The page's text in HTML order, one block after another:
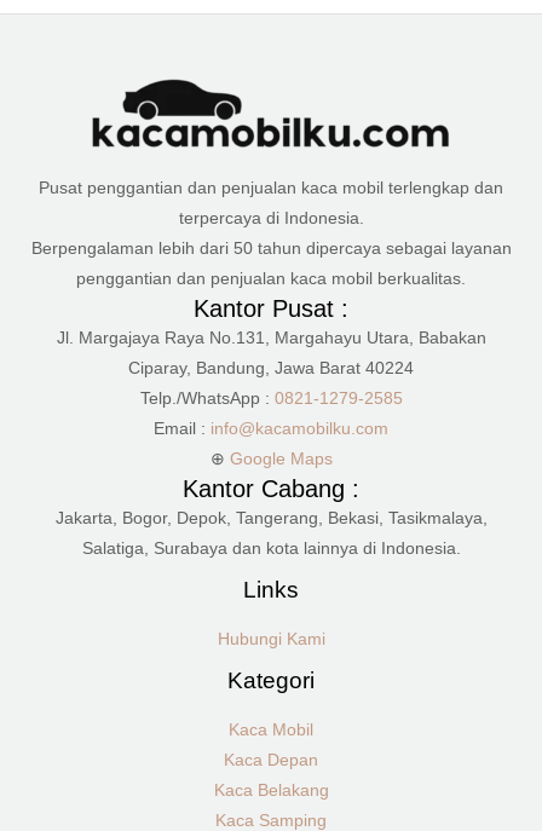
Pusat penggantian dan penjualan kaca mobil terlengkap dan
terpercaya di Indonesia.
Berpengalaman lebih dari 50 tahun dipercaya sebagai layanan
penggantian dan penjualan kaca mobil berkualitas.
Kantor Pusat :
Jl. Margajaya Raya No.131, Margahayu Utara, Babakan
Ciparay, Bandung, Jawa Barat 40224
Telp./WhatsApp : 0821-1279-2585
Email : info@kacamobilku.com
⊕ Google Maps
Kantor Cabang :
Jakarta, Bogor, Depok, Tangerang, Bekasi, Tasikmalaya,
Salatiga, Surabaya dan kota lainnya di Indonesia.
Links
Hubungi Kami
Kategori
Kaca Mobil
Kaca Depan
Kaca Belakang
Kaca Samping